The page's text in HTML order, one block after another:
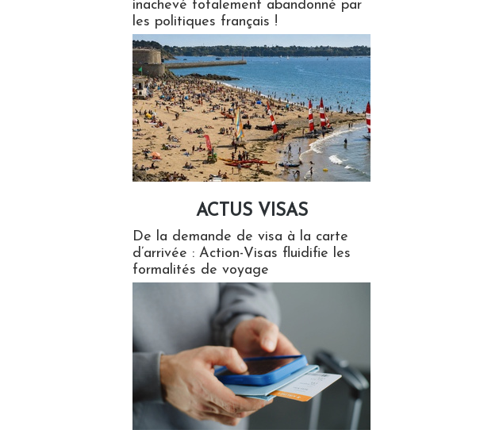
inachevé totalement abandonné par
les politiques français !
ACTUS VISAS
De la demande de visa à la carte
d’arrivée : Action-Visas fluidifie les
formalités de voyage